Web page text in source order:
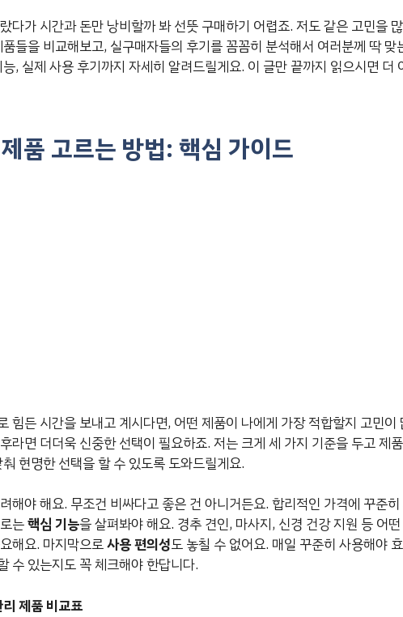
다가 시간과 돈만 낭비할까 봐 선뜻 구매하기 어렵죠. 저도 같은 고민을
들을 비교해보고, 실구매자들의 후기를 꼼꼼히 분석해서 여러분께 딱
, 실제 사용 후기까지 자세히 알려드릴게요. 이 글만 끝까지 읽으시면 더
품 고르는 방법: 핵심 가이드
힘든 시간을 보내고 계시다면, 어떤 제품이 나에게 가장 적합할지 고민이
라면 더더욱 신중한 선택이 필요하죠. 저는 크게 세 가지 기준을 두고 제
현명한 선택을 할 수 있도록 도와드릴게요.
해야 해요. 무조건 비싸다고 좋은 건 아니거든요. 합리적인 가격에 꾸준
는핵심 기능을 살펴봐야 해요. 경추 견인, 마사지, 신경 건강 지원 등 어
해요. 마지막으로사용 편의성도 놓칠 수 없어요. 매일 꾸준히 사용해야
수 있는지도 꼭 체크해야 한답니다.
제품 비교표